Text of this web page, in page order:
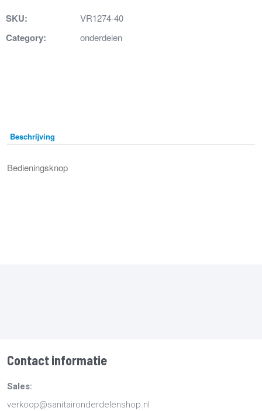
SKU: VR1274-40
Category: onderdelen
Beschrijving
Bedieningsknop
Contact informatie
Sales:
verkoop@sanitaironderdelenshop.nl